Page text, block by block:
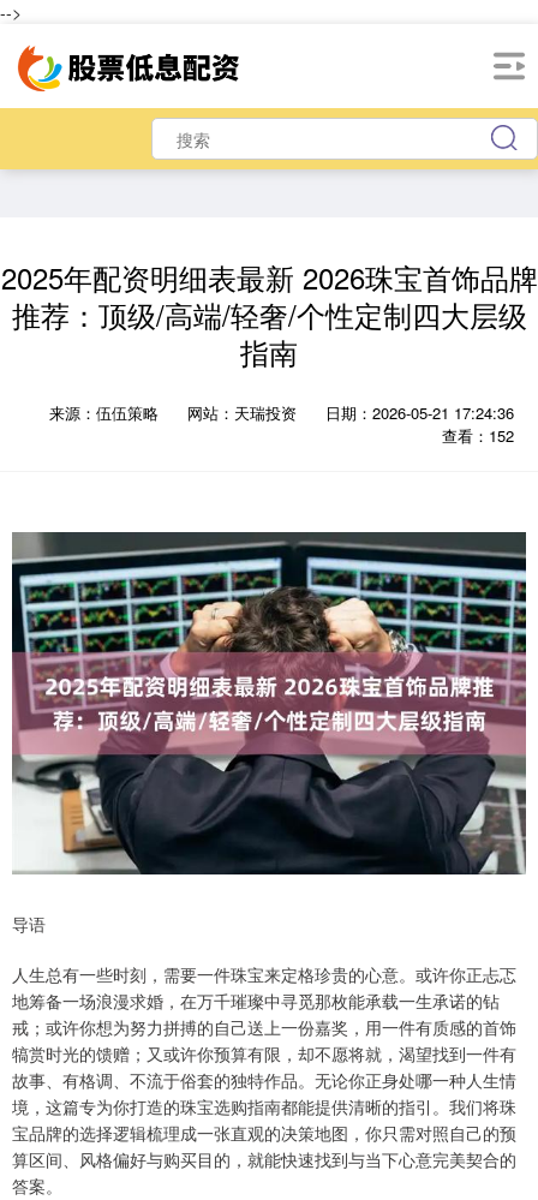
-->
2025年配资明细表最新 2026珠宝首饰品牌
推荐：顶级/高端/轻奢/个性定制四大层级
指南
来源：伍伍策略 网站：天瑞投资
日期：2026-05-21 17:24:36
查看：152
导语
人生总有一些时刻，需要一件珠宝来定格珍贵的心意。或许你正忐忑
地筹备一场浪漫求婚，在万千璀璨中寻觅那枚能承载一生承诺的钻
戒；或许你想为努力拼搏的自己送上一份嘉奖，用一件有质感的首饰
犒赏时光的馈赠；又或许你预算有限，却不愿将就，渴望找到一件有
故事、有格调、不流于俗套的独特作品。无论你正身处哪一种人生情
境，这篇专为你打造的珠宝选购指南都能提供清晰的指引。我们将珠
宝品牌的选择逻辑梳理成一张直观的决策地图，你只需对照自己的预
算区间、风格偏好与购买目的，就能快速找到与当下心意完美契合的
答案。